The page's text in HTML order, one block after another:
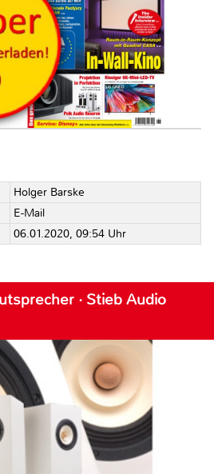
Holger Barske
E-Mail
06.01.2020, 09:54 Uhr
· Stieb Audio